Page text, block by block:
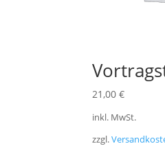
21,00€
inkl. MwSt.
zzgl.